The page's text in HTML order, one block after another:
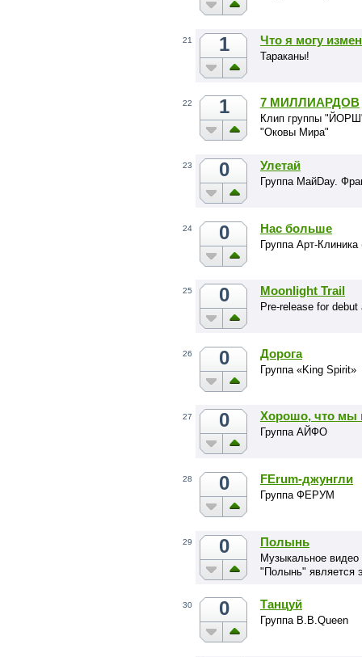
21 1 Что я могу
Тараканы!
22 1 7 МИЛЛИАРДОВ
Клип группы
"Оковы Мира"
23 0 Улетай
Группа МайDay.
24 0 Нас больше
Группа Арт-
25 0 Moonlight Trail
Pre-release for
26 0 Дорога
Группа «King Spirit»
27 0 Хорошо, что мы
Группа АЙФО
28 0 FErum-джунгли
Группа ФЕРУМ
29 0 Полынь
Музыкальное
"Полынь" является
30 0 Танцуй
Группа B.B.Queen